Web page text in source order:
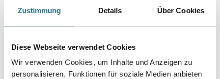
Zustimmung Details Über Cookies
Diese Webseite verwendet Cookies
Wir verwenden Cookies, um Inhalte und Anzeigen zu
personalisieren, Funktionen für soziale Medien anbieten
Gebinde